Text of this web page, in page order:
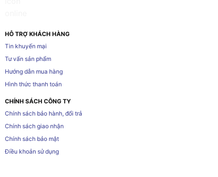
HỖ TRỢ KHÁCH HÀNG
Tin khuyến mại
Tư vấn sản phẩm
Hướng dẫn mua hàng
Hình thức thanh toán
CHÍNH SÁCH CÔNG TY
Chính sách bảo hành, đổi trả
Chính sách giao nhận
Chính sách bảo mật
Điều khoản sử dụng